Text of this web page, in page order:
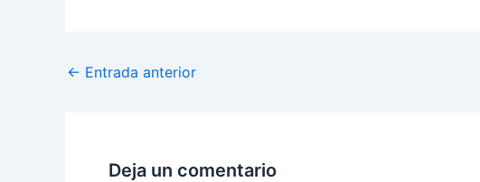
← Entrada anterior
Deja un comentario